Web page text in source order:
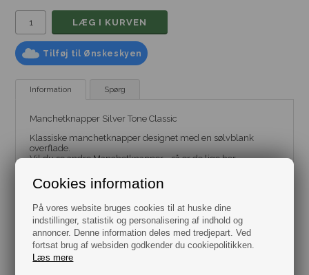
Cookies information
På vores website bruges cookies til at huske dine
indstillinger, statistik og personalisering af indhold og
annoncer. Denne information deles med tredjepart. Ved
fortsat brug af websiden godkender du cookiepolitikken.
Læs mere
Tilføj til Ønskeskyen
Information Spørg
Manchetknapper Silver Tone Classic
Klassiske manchetknapper designet med en sølvblank
overflade.
Vil du se andreManchetknapper - så er de lige her.
Gratis gaveæske.
Leveres som sæt.
Materiale: Rustfrit stål.
Dag til dag levering.